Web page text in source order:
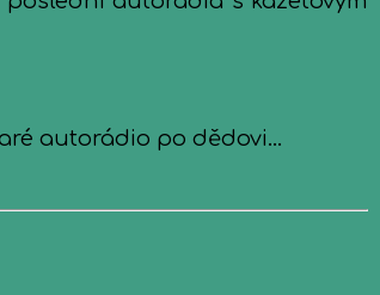
autorádio po dědovi...